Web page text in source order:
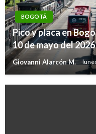
BOGOTÁ
Pico y placa en
10 de mayo del 2026
Giovanni Alarcón M.